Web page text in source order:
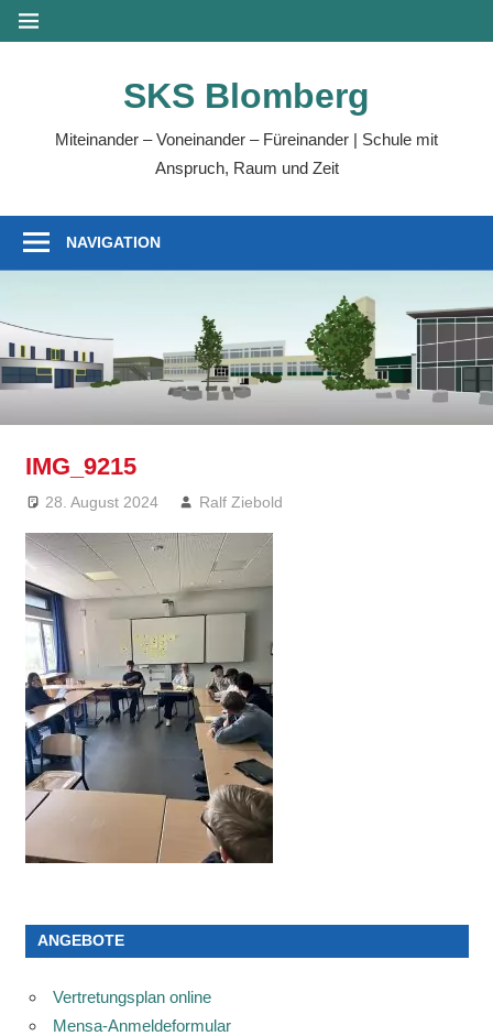
Zum
Inhalt
MENÜ
SKS Blomberg
Miteinander – Voneinander – Füreinander | Schule mit
Anspruch, Raum und Zeit
NAVIGATION
IMG_9215
28. August 2024 Ralf Ziebold
ANGEBOTE
Vertretungsplan online
Mensa-Anmeldeformular